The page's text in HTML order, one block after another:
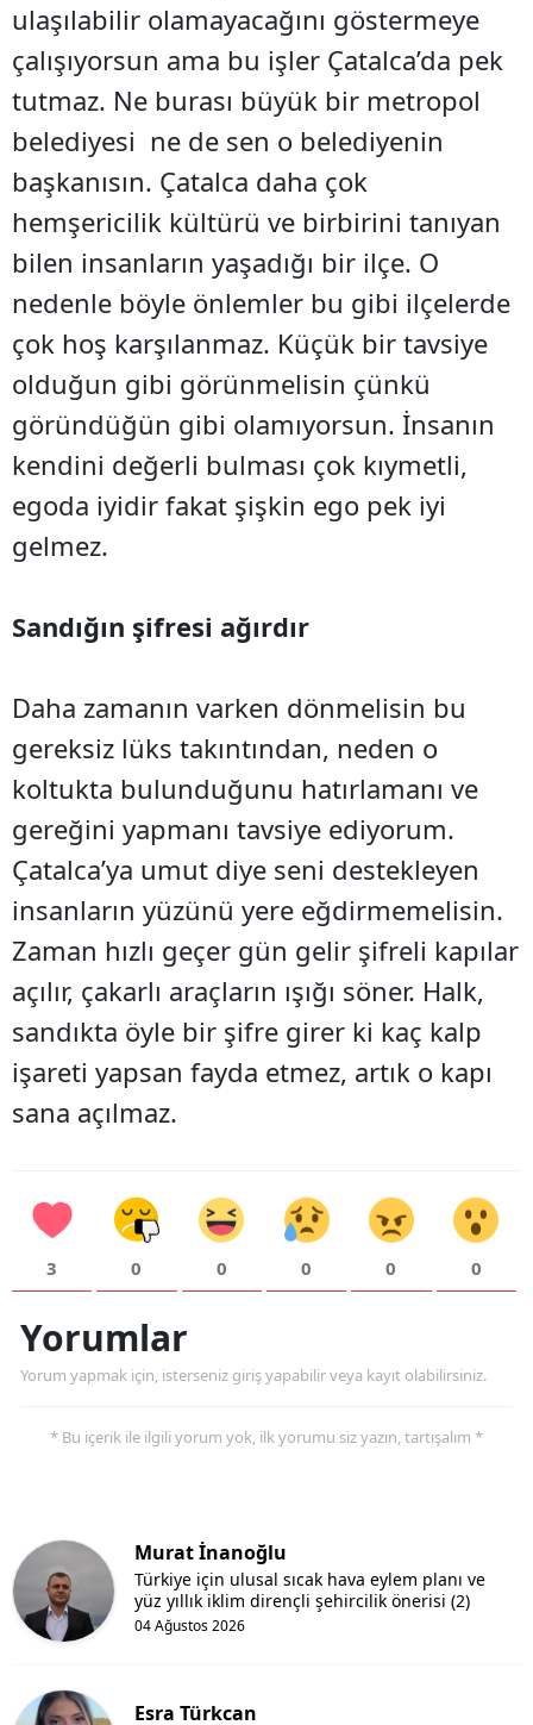
ulaşılabilir olamayacağını göstermeye
çalışıyorsun ama bu işler Çatalca’da pek
tutmaz. Ne burası büyük bir metropol
belediyesi ne de sen o belediyenin
başkanısın. Çatalca daha çok
hemşericilik kültürü ve birbirini tanıyan
bilen insanların yaşadığı bir ilçe. O
nedenle böyle önlemler bu gibi ilçelerde
çok hoş karşılanmaz. Küçük bir tavsiye
olduğun gibi görünmelisin çünkü
göründüğün gibi olamıyorsun. İnsanın
kendini değerli bulması çok kıymetli,
egoda iyidir fakat şişkin ego pek iyi
gelmez.
Sandığın şifresi ağırdır
Daha zamanın varken dönmelisin bu
gereksiz lüks takıntından, neden o
koltukta bulunduğunu hatırlamanı ve
gereğini yapmanı tavsiye ediyorum.
Çatalca’ya umut diye seni destekleyen
insanların yüzünü yere eğdirmemelisin.
Zaman hızlı geçer gün gelir şifreli kapılar
açılır, çakarlı araçların ışığı söner. Halk,
sandıkta öyle bir şifre girer ki kaç kalp
işareti yapsan fayda etmez, artık o kapı
sana açılmaz.
3 0 0 0 0 0
Yorumlar
Yorum yapmak için, isterseniz giriş yapabilir veya kayıt olabilirsiniz.
* Bu içerik ile ilgili yorum yok, ilk yorumu siz yazın, tartışalım *
Murat İnanoğlu
04 Ağustos 2026
Türkiye için ulusal sıcak hava eylem planı ve
yüz yıllık iklim dirençli şehircilik önerisi (2)
Esra Türkcan